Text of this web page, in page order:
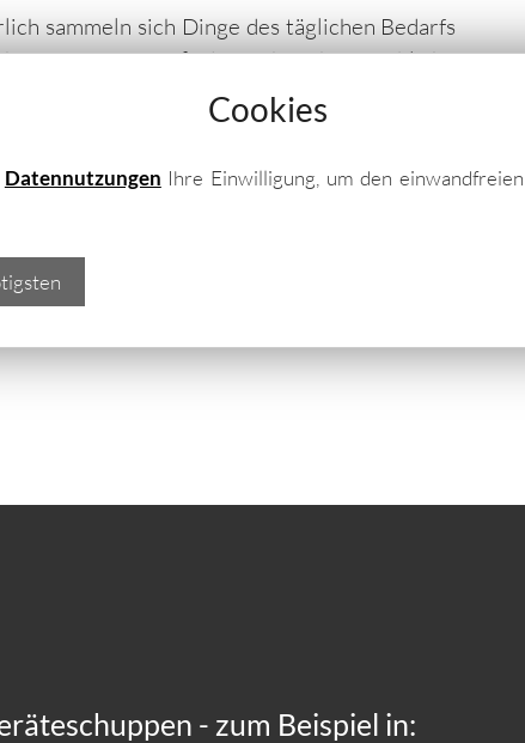
sammeln sich Dinge des täglichen Bedarfs
an. Darunter finden sich nicht nur übliche
Blumenkübel und ähnliches; auch
vor Kälte und Regen in Gerätehäusern
sind…
- zum Beispiel in:
Cookies
Datennutzungen Ihre Einwilligung, um den